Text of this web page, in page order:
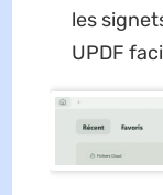
les
UPDF